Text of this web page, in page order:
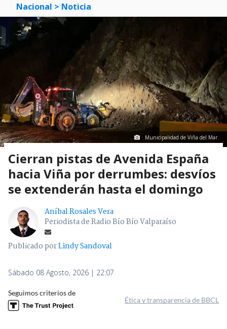
Nacional > Noticia
Municipalidad de Viña del Mar.
Cierran pistas de Avenida España
hacia Viña por derrumbes: desvíos
se extenderán hasta el domingo
Aníbal Rosales Vera
Periodista de Radio Bío Bío Valparaíso
Publicado porLindy Sandoval
Sábado 08 Agosto, 2026 | 22:07
Seguimos criterios de
Ética y transparencia de BBCL